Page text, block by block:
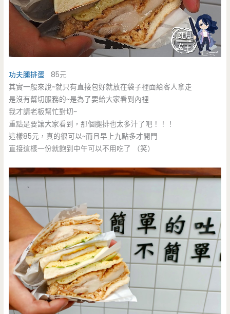
功夫腿排蛋 85元
其實一般來說~就只有直接包好就放在袋子裡面給客人拿走
是沒有幫切服務的~是為了要給大家看到內裡
我才請老板幫忙對切~
重點是要讓大家看到，那個腿排也太多汁了吧！！！
這樣85元，真的很可以~而且早上九點多才開門
直接這樣一份就飽到中午可以不用吃了 （笑）